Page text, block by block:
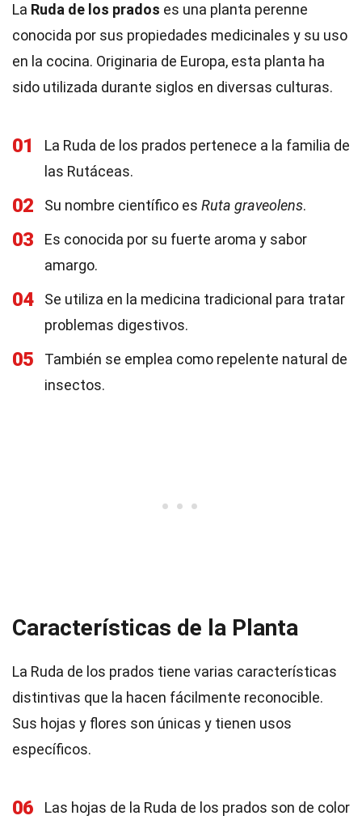
La Ruda de los prados es una planta perenne
conocida por sus propiedades medicinales y su uso
en la cocina. Originaria de Europa, esta planta ha
sido utilizada durante siglos en diversas culturas.
01
La Ruda de los prados pertenece a la familia de
las Rutáceas.
02 Su nombre científico es Ruta graveolens.
03
Es conocida por su fuerte aroma y sabor
amargo.
04
Se utiliza en la medicina tradicional para tratar
problemas digestivos.
05
También se emplea como repelente natural de
insectos.
Características de la Planta
La Ruda de los prados tiene varias características
distintivas que la hacen fácilmente reconocible.
Sus hojas y flores son únicas y tienen usos
específicos.
06
Las hojas de la Ruda de los prados son de color